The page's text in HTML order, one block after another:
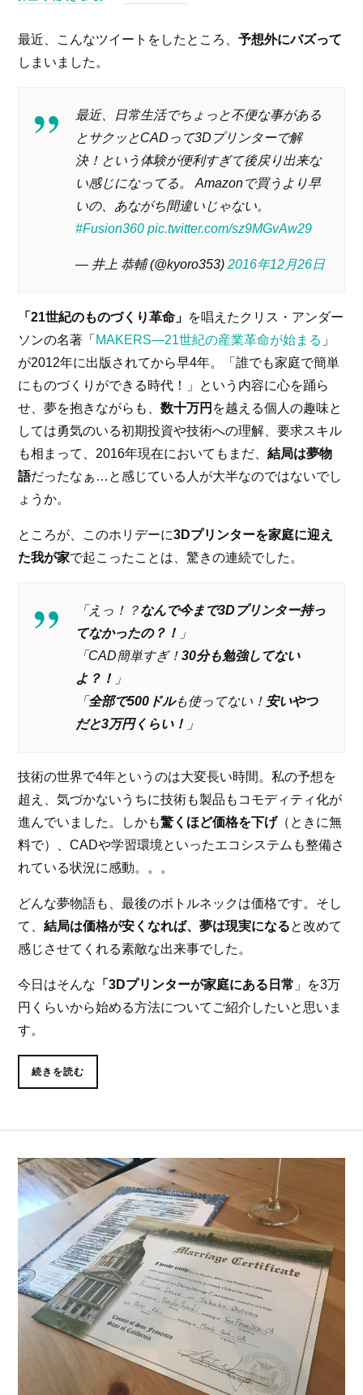
最近、こんなツイートをしたところ、予想外にバズって
しまいました。
最近、日常生活でちょっと不便な事がある
とサクッとCADって3Dプリンターで解
決！という体験が便利すぎて後戻り出来な
い感じになってる。 Amazonで買うより早
いの、あながち間違いじゃない。
#Fusion360 pic.twitter.com/sz9MGvAw29
— 井上 恭輔 (@kyoro353)2016年12月26日
「21世紀のものづくり革命」 を唱えたクリス・アンダー
ソンの名著「 MAKERS―21世紀の産業革命が始まる 」
が2012年に出版されてから早4年。「誰でも家庭で簡単
にものづくりができる時代！」という内容に心を踊ら
せ、夢を抱きながらも、数十万円 を越える個人の趣味と
しては勇気のいる初期投資や技術への理解、要求スキル
も相まって、2016年現在においてもまだ、結局は夢物
語だったなぁ…と感じている人が大半なのではないでし
ょうか。
ところが、このホリデーに3Dプリンターを家庭に迎え
た我が家で起こったことは、驚きの連続でした。
「えっ！？なんで今まで3Dプリンター持っ
てなかったの？！ 」
「CAD簡単すぎ！30分も勉強してない
よ？！ 」
「 全部で500ドルも使ってない！ 安いやつ
だと3万円くらい！ 」
技術の世界で4年というのは大変長い時間。私の予想を
超え、気づかないうちに技術も製品もコモディティ化が
進んでいました。しかも驚くほど価格を下げ（ときに無
料で）、CADや学習環境といったエコシステムも整備さ
れている状況に感動。。。
どんな夢物語も、最後のボトルネックは価格です。そし
て、結局は価格が安くなれば、夢は現実になると改めて
感じさせてくれる素敵な出来事でした。
今日はそんな 「3Dプリンターが家庭にある日常 」を3万
円くらいから始める方法についてご紹介したいと思いま
す。
続きを読む